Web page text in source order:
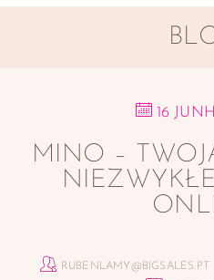
16
MINO –
RUBENLAMY@BIGSALES.PT